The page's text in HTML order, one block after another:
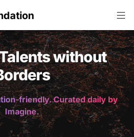
without
friendly. Curated daily by
Imagine.